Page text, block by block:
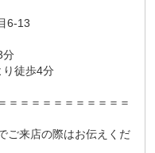
6-13
分
徒歩4分
＝＝＝＝＝＝＝＝＝＝＝
ご来店の際はお伝えくだ